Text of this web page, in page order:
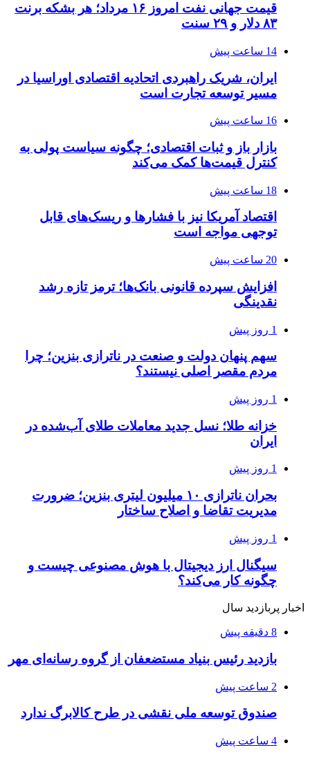
قیمت جهانی نفت امروز ۱۶ مرداد؛ هر بشکه برنت
۸۳ دلار و ۲۹ سنت
14 ساعت پیش
ایران، شریک راهبردی اتحادیه اقتصادی اوراسیا در
مسیر توسعه تجارت است
16 ساعت پیش
بازار باز و ثبات اقتصادی؛ چگونه سیاست پولی به
کنترل قیمت‌ها کمک می‌کند
18 ساعت پیش
اقتصاد آمریکا نیز با فشارها و ریسک‌های قابل
توجهی مواجه است
20 ساعت پیش
افزایش سپرده قانونی بانک‌ها؛ ترمز تازه رشد
نقدینگی
1 روز پیش
سهم پنهان دولت و صنعت در ناترازی بنزین؛ چرا
مردم مقصر اصلی نیستند؟
1 روز پیش
خزانه طلا؛ نسل جدید معاملات طلای آب‌شده در
ایران
1 روز پیش
بحران ناترازی ۱۰ میلیون لیتری بنزین؛ ضرورت
مدیریت تقاضا و اصلاح ساختار
1 روز پیش
سیگنال ارز دیجیتال با هوش مصنوعی چیست و
چگونه کار می‌کند؟
اخبار پربازدید سال
8 دقیقه پیش
بازدید رئیس بنیاد مستضعفان از گروه رسانه‌ای مهر
2 ساعت پیش
صندوق توسعه ملی نقشی در طرح کالابرگ ندارد
4 ساعت پیش